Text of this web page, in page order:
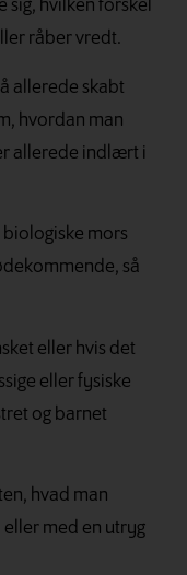
sig, hvilken forskel
råber vredt.
allerede skabt
hvordan man
allerede indlært i
biologiske mors
så
eller hvis det
eller fysiske
og barnet
hvad man
eller med en utryg